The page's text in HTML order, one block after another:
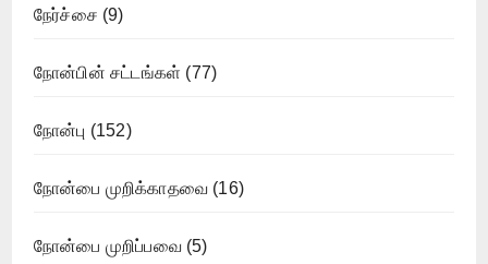
நேர்ச்சை (9)
நோன்பின் சட்டங்கள் (77)
நோன்பு (152)
நோன்பை முறிக்காதவை (16)
நோன்பை முறிப்பவை(5)